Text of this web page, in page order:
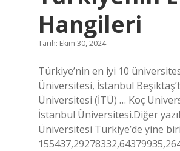
Hangileri
Tarih: Ekim 30, 2024
Türkiye’nin en iyi 10
Üniversitesi, İstanbul
Üniversitesi (İTÜ) … Koç
İstanbul Üniversitesi.Diğer
Üniversitesi Türkiye’de yine